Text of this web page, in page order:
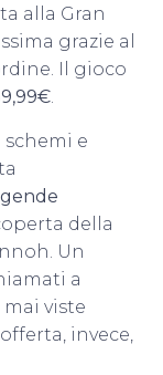
alla Gran
grazie al
Il gioco
.
schemi e
della
Un
a
viste
invece,